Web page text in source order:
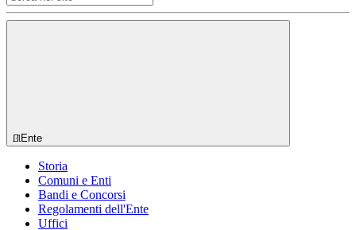
Ente
Storia
Comuni e Enti
Bandi e Concorsi
Regolamenti dell'Ente
Uffici